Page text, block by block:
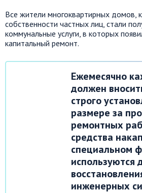
Все жители многоквартирных домов,
собственности частных лиц, стали
коммунальные услуги, в которых
капитальный ремонт.
Ежемесячно
должен
строго
размере за
ремонтных
средства
специальном
используются
инженерных